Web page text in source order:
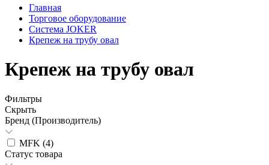
Главная
Торговое оборудование
Система JOKER
Крепеж на трубу овал
Крепеж на трубу овал
Фильтры
Скрыть
Бренд (Производитель)
MFK (4)
Статус товара